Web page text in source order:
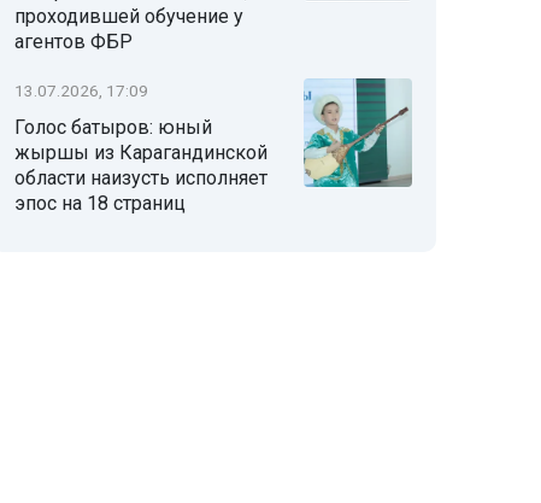
проходившей обучение у
агентов ФБР
13.07.2026, 17:09
Голос батыров: юный
жыршы из Карагандинской
области наизусть исполняет
эпос на 18 страниц